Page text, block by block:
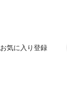
お気に入り登録